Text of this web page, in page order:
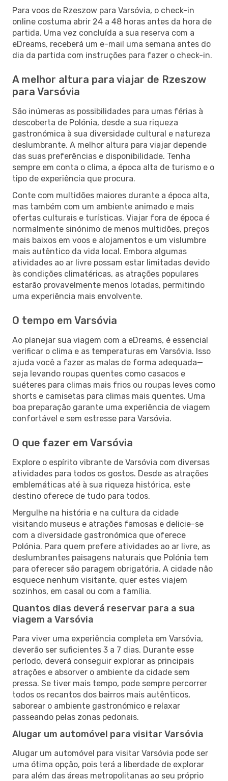
Para voos de Rzeszow para Varsóvia, o check-in
online costuma abrir 24 a 48 horas antes da hora de
partida. Uma vez concluída a sua reserva com a
eDreams, receberá um e-mail uma semana antes do
dia da partida com instruções para fazer o check-in.
A melhor altura para viajar de Rzeszow
para Varsóvia
São inúmeras as possibilidades para umas férias à
descoberta de Polónia, desde a sua riqueza
gastronómica à sua diversidade cultural e natureza
deslumbrante. A melhor altura para viajar depende
das suas preferências e disponibilidade. Tenha
sempre em conta o clima, a época alta de turismo e o
tipo de experiência que procura.
Conte com multidões maiores durante a época alta,
mas também com um ambiente animado e mais
ofertas culturais e turísticas. Viajar fora de época é
normalmente sinónimo de menos multidões, preços
mais baixos em voos e alojamentos e um vislumbre
mais autêntico da vida local. Embora algumas
atividades ao ar livre possam estar limitadas devido
às condições climatéricas, as atrações populares
estarão provavelmente menos lotadas, permitindo
uma experiência mais envolvente.
O tempo em Varsóvia
Ao planejar sua viagem com a eDreams, é essencial
verificar o clima e as temperaturas em Varsóvia. Isso
ajuda você a fazer as malas de forma adequada—
seja levando roupas quentes como casacos e
suéteres para climas mais frios ou roupas leves como
shorts e camisetas para climas mais quentes. Uma
boa preparação garante uma experiência de viagem
confortável e sem estresse para Varsóvia.
O que fazer em Varsóvia
Explore o espírito vibrante de Varsóvia com diversas
atividades para todos os gostos. Desde as atrações
emblemáticas até à sua riqueza histórica, este
destino oferece de tudo para todos.
Mergulhe na história e na cultura da cidade
visitando museus e atrações famosas e delicie-se
com a diversidade gastronómica que oferece
Polónia. Para quem prefere atividades ao ar livre, as
deslumbrantes paisagens naturais que Polónia tem
para oferecer são paragem obrigatória. A cidade não
esquece nenhum visitante, quer estes viajem
sozinhos, em casal ou com a família.
Quantos dias deverá reservar para a sua
viagem a Varsóvia
Para viver uma experiência completa em Varsóvia,
deverão ser suficientes 3 a 7 dias. Durante esse
período, deverá conseguir explorar as principais
atrações e absorver o ambiente da cidade sem
pressa. Se tiver mais tempo, pode sempre percorrer
todos os recantos dos bairros mais autênticos,
saborear o ambiente gastronómico e relaxar
passeando pelas zonas pedonais.
Alugar um automóvel para visitar Varsóvia
Alugar um automóvel para visitar Varsóvia pode ser
uma ótima opção, pois terá a liberdade de explorar
para além das áreas metropolitanas ao seu próprio